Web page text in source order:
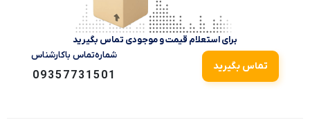
برای استعلام قیمت و موجودی تماس بگیرید
تماس بگیرید
شماره‌تماس‌ با‌کارشناس
09357731501